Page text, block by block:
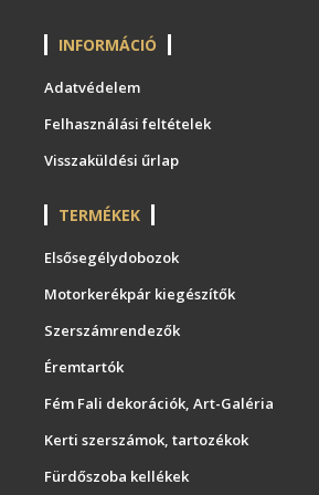
INFORMÁCIÓ
Adatvédelem
Felhasználási feltételek
Visszaküldési űrlap
TERMÉKEK
Elsősegélydobozok
Motorkerékpár kiegészítők
Szerszámrendezők
Éremtartók
Fém Fali dekorációk, Art-Galéria
Kerti szerszámok, tartozékok
Fürdőszoba kellékek